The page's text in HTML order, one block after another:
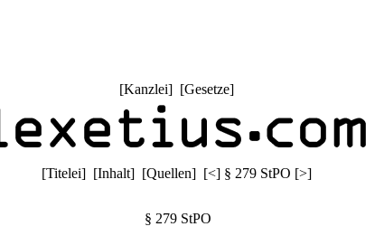
[Kanzlei] [Gesetze]
[Titelei] [Inhalt] [Quellen] [<] § 279 StPO [>]
§ 279 StPO